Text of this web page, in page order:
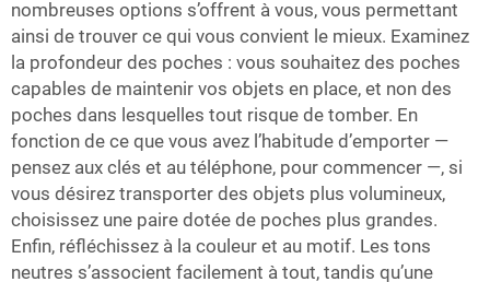
nombreuses options s’offrent à vous, vous permettant
ainsi de trouver ce qui vous convient le mieux. Examinez
la profondeur des poches : vous souhaitez des poches
capables de maintenir vos objets en place, et non des
poches dans lesquelles tout risque de tomber. En
fonction de ce que vous avez l’habitude d’emporter —
pensez aux clés et au téléphone, pour commencer —, si
vous désirez transporter des objets plus volumineux,
choisissez une paire dotée de poches plus grandes.
Enfin, réfléchissez à la couleur et au motif. Les tons
neutres s’associent facilement à tout, tandis qu’une